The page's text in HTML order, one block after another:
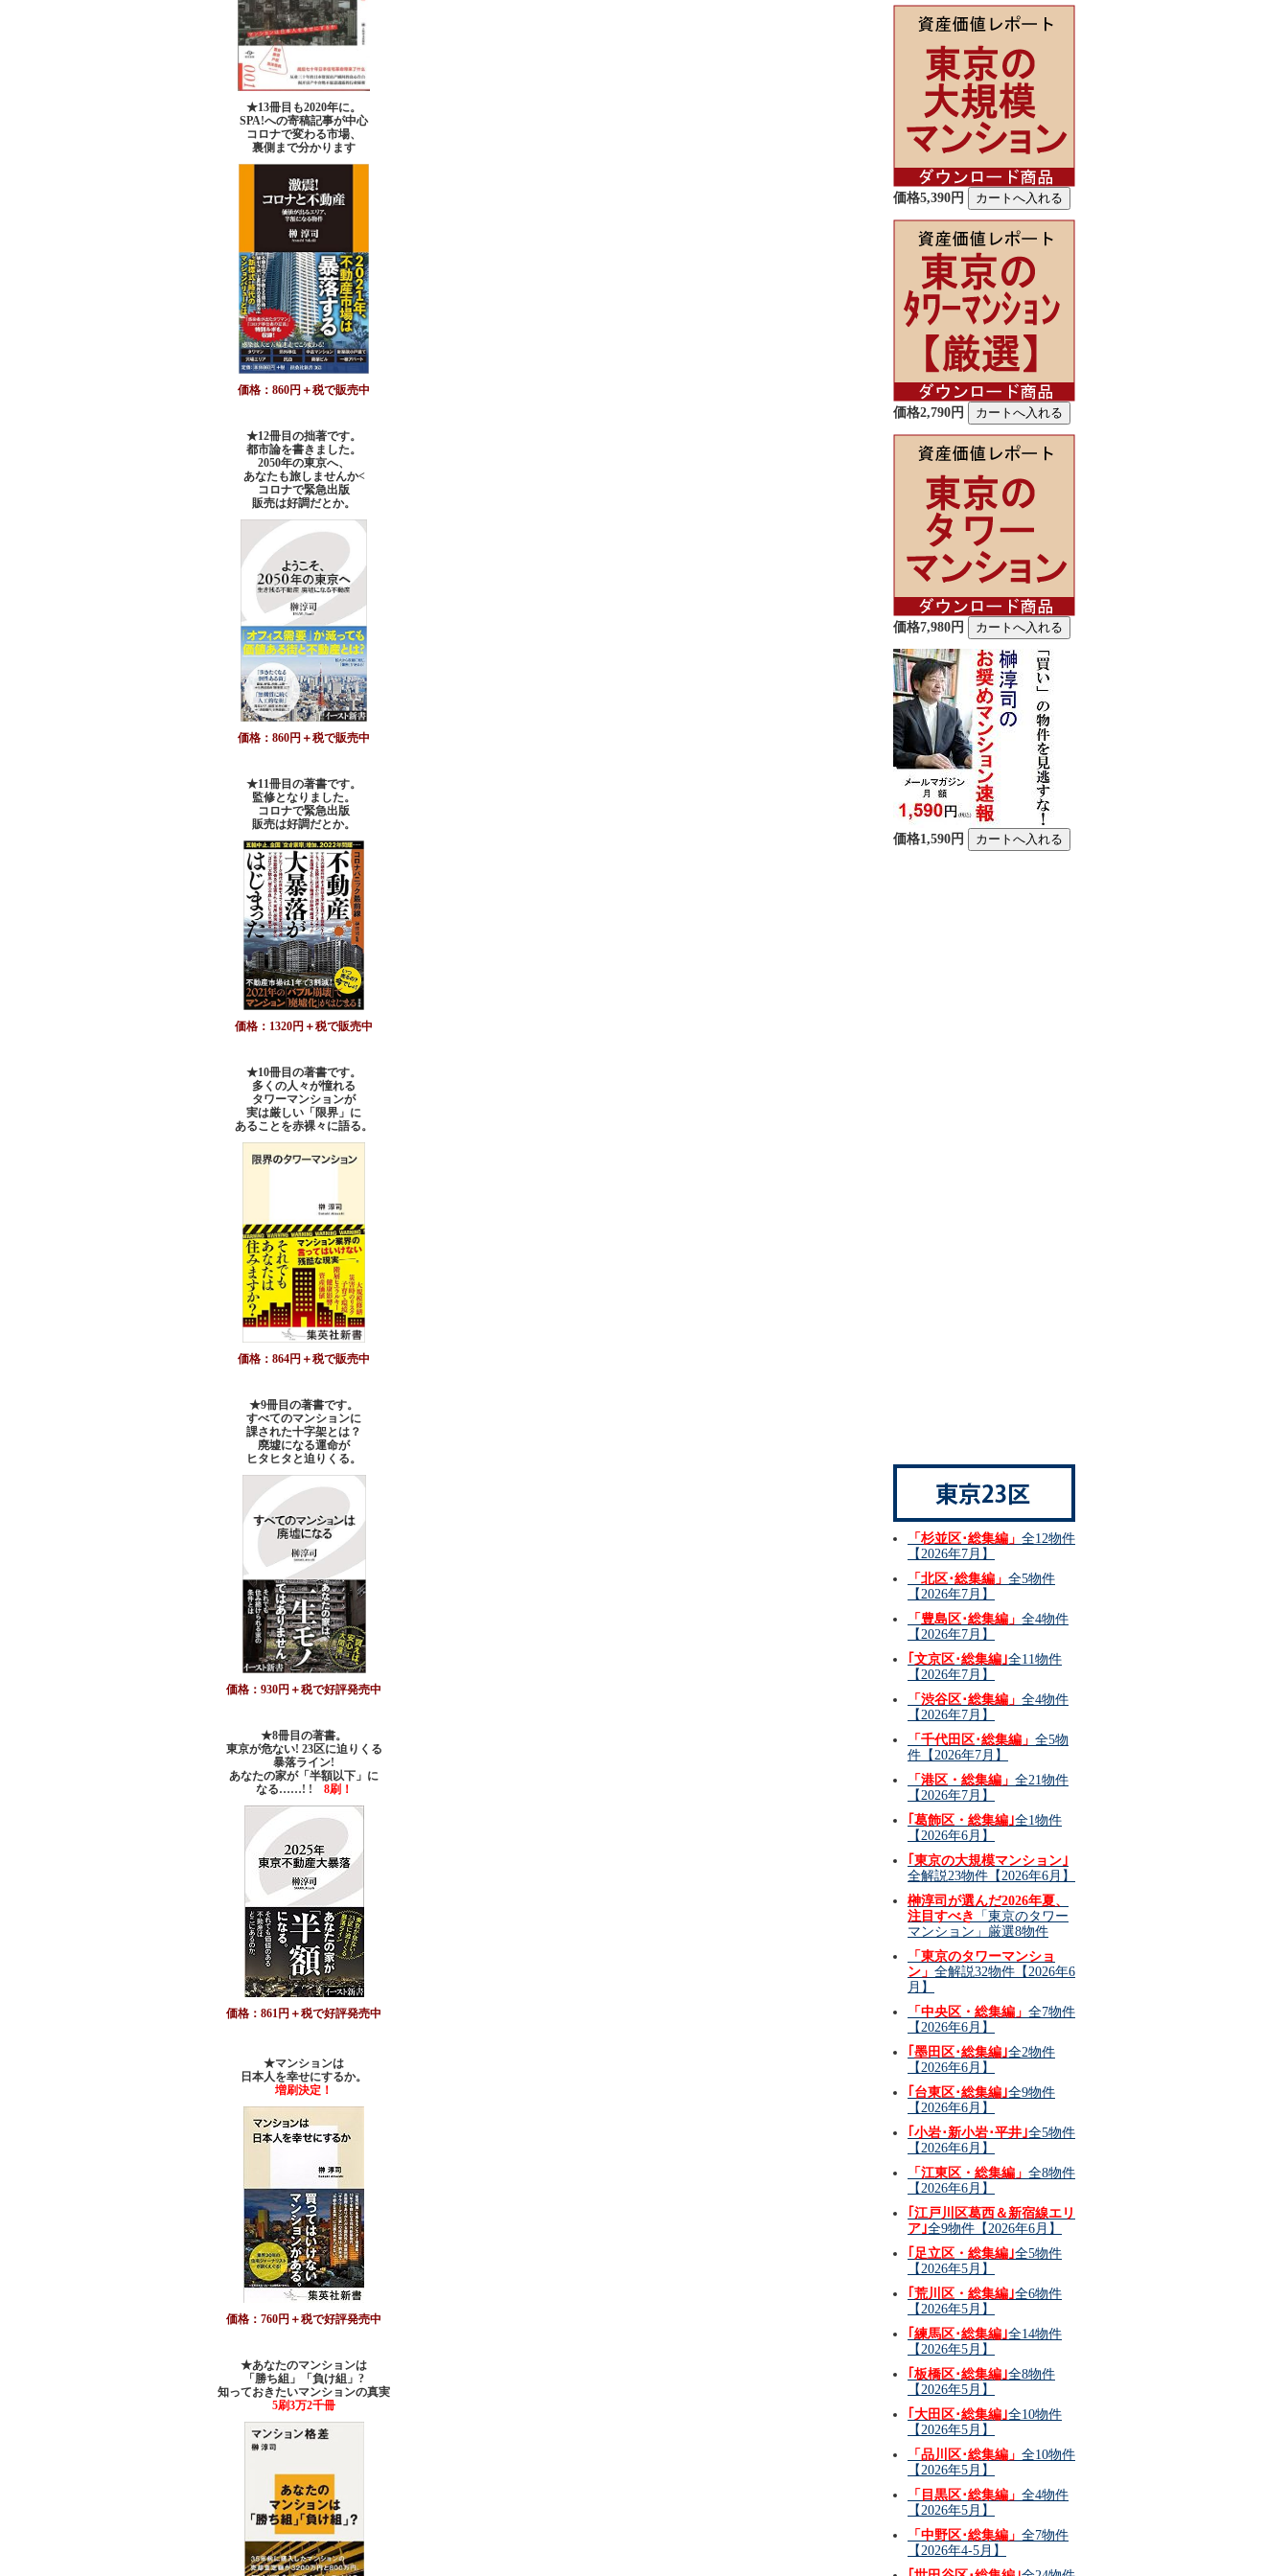
★13冊目も2020年に。
SPA!への寄稿記事が中心
コロナで変わる市場、
裏側まで分かります
価格：860円＋税で販売中
★12冊目の拙著です。
都市論を書きました。
2050年の東京へ、
あなたも旅しませんか<
コロナで緊急出版
販売は好調だとか。
価格：860円＋税で販売中
★11冊目の著書です。
監修となりました。
コロナで緊急出版
販売は好調だとか。
価格：1320円＋税で販売中
★10冊目の著書です。
多くの人々が憧れる
タワーマンションが
実は厳しい「限界」に
あることを赤裸々に語る。
価格：864円＋税で販売中
★9冊目の著書です。
すべてのマンションに
課された十字架とは？
廃墟になる運命が
ヒタヒタと迫りくる。
価格：930円＋税で好評発売中
★8冊目の著書。
東京が危ない! 23区に迫りくる
暴落ライン!
あなたの家が「半額以下」に
なる……! ! 8刷！
価格：861円＋税で好評発売中
★マンションは
日本人を幸せにするか。
増刷決定！
価格：760円＋税で好評発売中
★あなたのマンションは
「勝ち組」「負け組」?
知っておきたいマンションの真実
5刷3万2千冊
価格5,390円
価格2,790円
価格7,980円
価格1,590円
「杉並区･総集編」 全12物件
【2026年7月】
「北区･総集編」 全5物件
【2026年7月】
「豊島区･総集編」 全4物件
【2026年7月】
｢文京区･総集編｣全11物件
【2026年7月】
「渋谷区･総集編」 全4物件
【2026年7月】
「千代田区･総集編」 全5物
件【2026年7月】
「港区・総集編」 全21物件
【2026年7月】
｢葛飾区・総集編｣全1物件
【2026年6月】
｢東京の大規模マンション｣
全解説23物件【2026年6月】
榊淳司が選んだ2026年夏、
注目すべき
「東京のタワー
マンション」厳選8物件
「東京のタワーマンショ
ン」 全解説32物件【2026年6
月】
「中央区・総集編」 全7物件
【2026年6月】
｢墨田区･総集編｣全2物件
【2026年6月】
｢台東区･総集編｣全9物件
【2026年6月】
｢小岩･新小岩･平井｣全5物件
【2026年6月】
「江東区・総集編」 全8物件
【2026年6月】
｢江戸川区葛西＆新宿線エリ
ア｣全9物件【2026年6月】
｢足立区・総集編｣全5物件
【2026年5月】
｢荒川区・総集編｣全6物件
【2026年5月】
｢練馬区･総集編｣全14物件
【2026年5月】
｢板橋区･総集編｣全8物件
【2026年5月】
｢大田区･総集編｣全10物件
【2026年5月】
「品川区･総集編」 全10物件
【2026年5月】
「目黒区･総集編」 全4物件
【2026年5月】
「中野区･総集編」 全7物件
【2026年4-5月】